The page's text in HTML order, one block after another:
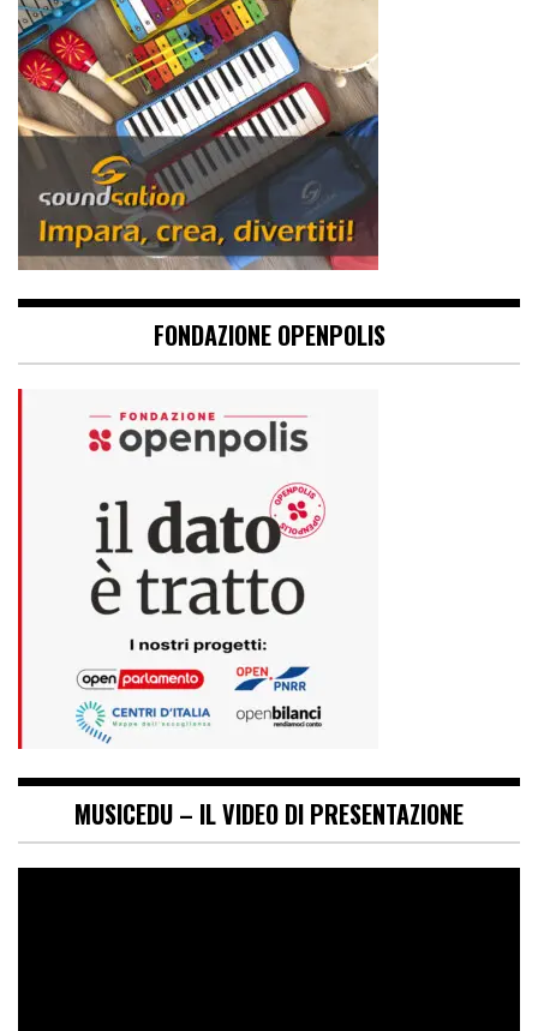
FONDAZIONE OPENPOLIS
MUSICEDU – IL VIDEO DI PRESENTAZIONE